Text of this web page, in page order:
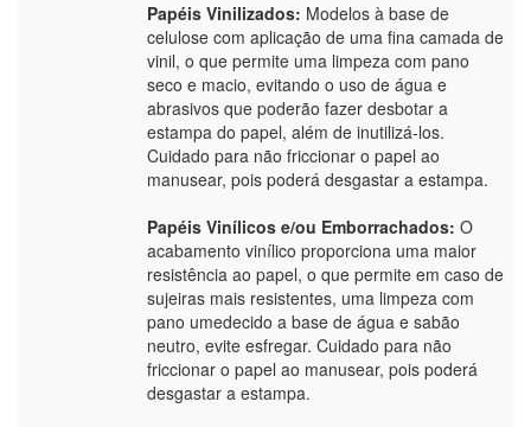
Papéis Vinilizados: Modelos à base de
celulose com aplicação de uma fina camada de
vinil, o que permite uma limpeza com pano
seco e macio, evitando o uso de água e
abrasivos que poderão fazer desbotar a
estampa do papel, além de inutilizá-los.
Cuidado para não friccionar o papel ao
manusear, pois poderá desgastar a estampa.
Papéis Vinílicos e/ou Emborrachados: O
acabamento vinílico proporciona uma maior
resistência ao papel, o que permite em caso de
sujeiras mais resistentes, uma limpeza com
pano umedecido a base de água e sabão
neutro, evite esfregar. Cuidado para não
friccionar o papel ao manusear, pois poderá
desgastar a estampa.